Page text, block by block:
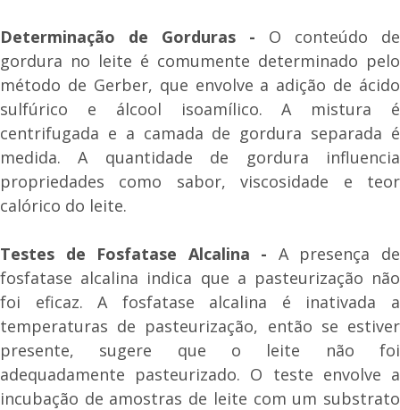
Determinação de Gorduras - O conteúdo de
gordura no leite é comumente determinado pelo
método de Gerber, que envolve a adição de ácido
sulfúrico e álcool isoamílico. A mistura é
centrifugada e a camada de gordura separada é
medida. A quantidade de gordura influencia
propriedades como sabor, viscosidade e teor
calórico do leite.
Testes de Fosfatase Alcalina - A presença de
fosfatase alcalina indica que a pasteurização não
foi eficaz. A fosfatase alcalina é inativada a
temperaturas de pasteurização, então se estiver
presente, sugere que o leite não foi
adequadamente pasteurizado. O teste envolve a
incubação de amostras de leite com um substrato